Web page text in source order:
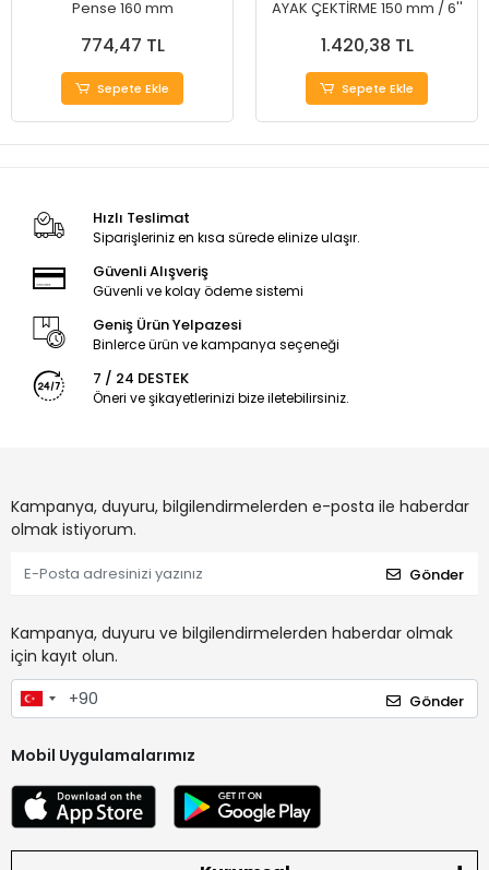
Pense 160 mm
774,47 TL
Sepete Ekle
AYAK ÇEKTİRME 150 mm / 6''
1.420,38 TL
Sepete Ekle
Hızlı Teslimat
Siparişleriniz en kısa sürede elinize ulaşır.
Güvenli Alışveriş
Güvenli ve kolay ödeme sistemi
Geniş Ürün Yelpazesi
Binlerce ürün ve kampanya seçeneği
7 / 24 DESTEK
Öneri ve şikayetlerinizi bize iletebilirsiniz.
Kampanya, duyuru, bilgilendirmelerden e-posta ile haberdar
olmak istiyorum.
Gönder
Kampanya, duyuru ve bilgilendirmelerden haberdar olmak
için kayıt olun.
Gönder
Mobil Uygulamalarımız